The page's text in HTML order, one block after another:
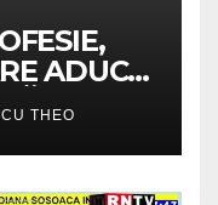
ADUC
/
THEO